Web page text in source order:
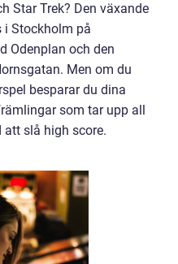
Star Trek? Den växande
i Stockholm på
Odenplan och den
Men om du
besparar du dina
som tar upp all
slå high score.